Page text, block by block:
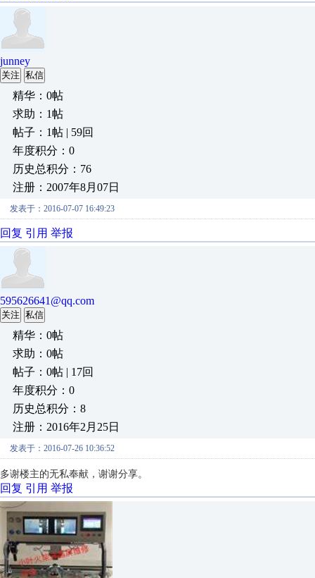
junney
关注 私信
精华：0帖
求助：1帖
帖子：1帖 | 59回
年度积分：0
历史总积分：76
注册：2007年8月07日
发表于：2016-07-07 16:49:23
回复 引用 举报
595626641@qq.com
关注 私信
精华：0帖
求助：0帖
帖子：0帖 | 17回
年度积分：0
历史总积分：8
注册：2016年2月25日
发表于：2016-07-26 10:36:52
多谢楼主的无私奉献，谢谢分享。
回复 引用 举报